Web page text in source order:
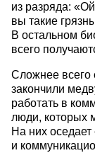
из разряда:
вы такие
В остальном
всего
Сложнее всего
закончили
работать в
люди, которых
На них
и